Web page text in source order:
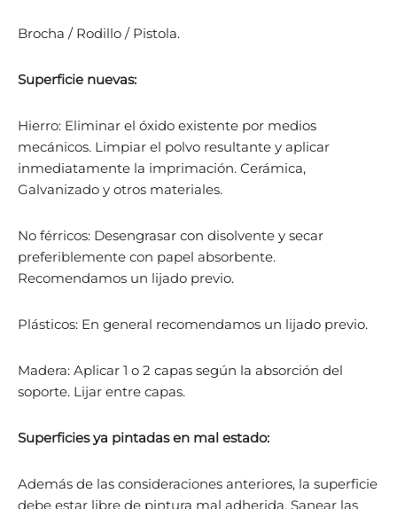
Brocha / Rodillo / Pistola.
Superficie nuevas:
Hierro: Eliminar el óxido existente por medios
mecánicos. Limpiar el polvo resultante y aplicar
inmediatamente la imprimación. Cerámica,
Galvanizado y otros materiales.
No férricos: Desengrasar con disolvente y secar
preferiblemente con papel absorbente.
Recomendamos un lijado previo.
Plásticos: En general recomendamos un lijado previo.
Madera: Aplicar 1 o 2 capas según la absorción del
soporte. Lijar entre capas.
Superficies ya pintadas en mal estado:
Además de las consideraciones anteriores, la superficie
debe estar libre de pintura mal adherida. Sanear las